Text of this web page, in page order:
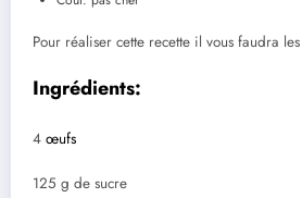
Pour réaliser cette recette il vous faudra
Ingrédients:
4 œufs
125 g de sucre